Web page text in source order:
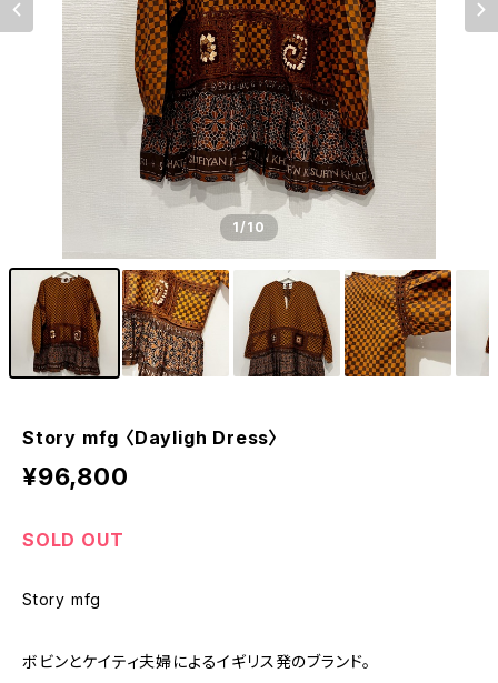
1/10
Story mfg 〈Dayligh Dress〉
¥96,800
SOLD OUT
Story mfg
ボビンとケイティ夫婦によるイギリス発のブランド。